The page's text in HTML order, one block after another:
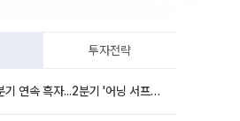
투자전략
고려아연, 106분기 연속 흑자...2분기 '어닝 서프라이즈'에 장 초반 12%대 강세